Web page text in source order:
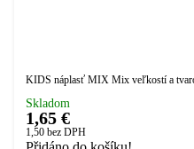
KIDS náplasť MIX Mix veľkostí a
Skladom
1,65 €
1,50 bez DPH